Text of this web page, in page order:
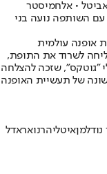
• אלחמיסטר
עם השותפה נועה בני
אופנה עולמית
לשרוד את התופת,
"גוטקס", שזכה להצלחה
של תעשיית האופנה
נודלמןאיטליהרנואראדל